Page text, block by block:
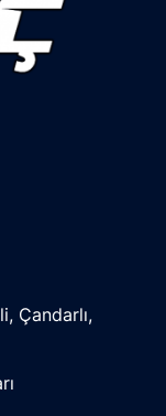
Çandarlı,